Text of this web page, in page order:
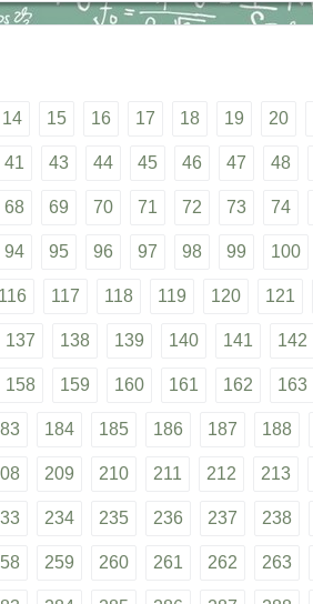
14 15 16 17 18 19 20
41 43 44 45 46 47 48
68 69 70 71 72 73 74
94 95 96 97 98 99 100
116 117 118 119 120 121
137 138 139 140 141 142
158 159 160 161 162 163
184 185 186 187 188
209 210 211 212 213
234 235 236 237 238
259 260 261 262 263